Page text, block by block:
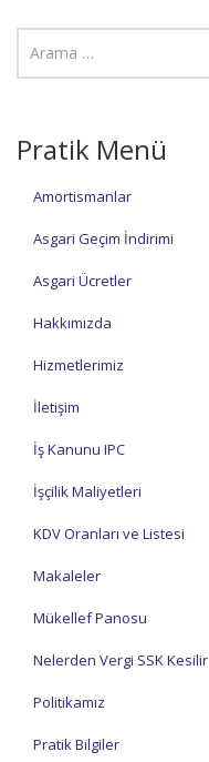
Pratik Menü
Amortismanlar
Asgari Geçim İndirimi
Asgari Ücretler
Hakkımızda
Hizmetlerimiz
İletişim
İş Kanunu IPC
İşçilik Maliyetleri
KDV Oranları ve Listesi
Makaleler
Mükellef Panosu
Nelerden Vergi SSK Kesilir
Politikamız
Pratik Bilgiler